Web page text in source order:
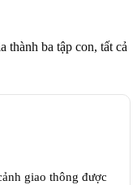
ba tập con, tất cả
giao thông được